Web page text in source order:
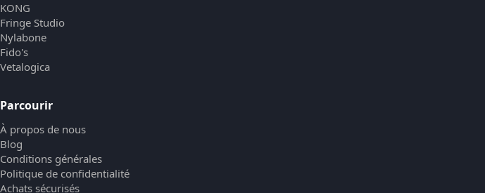
KONG
Fringe Studio
Nylabone
Fido's
Vetalogica
Parcourir
À propos de nous
Blog
Conditions générales
Politique de confidentialité
Achats sécurisés